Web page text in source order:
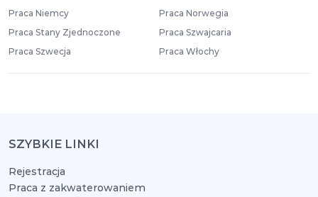
Praca Niemcy
Praca Norwegia
Praca Stany Zjednoczone
Praca Szwajcaria
Praca Szwecja
Praca Włochy
SZYBKIE LINKI
Rejestracja
Praca z zakwaterowaniem